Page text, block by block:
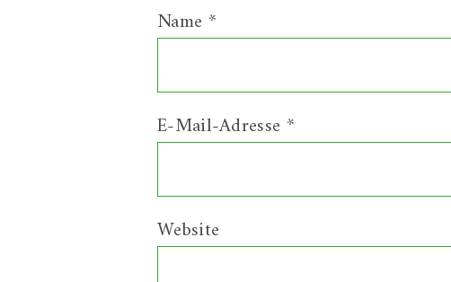
Name *
E-Mail-Adresse *
Website